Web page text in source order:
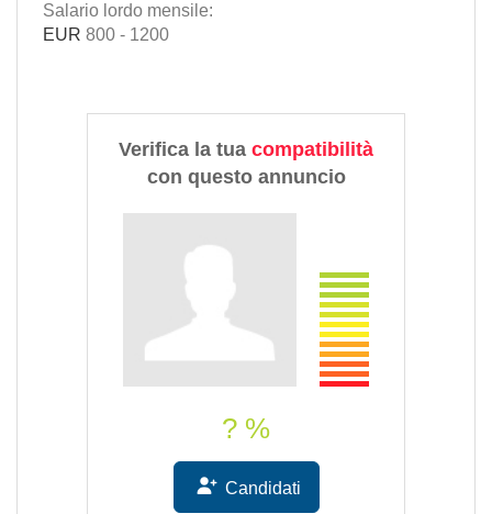
Salario lordo mensile:
EUR 800 - 1200
Verifica la tua compatibilità
con questo annuncio
? %
Candidati